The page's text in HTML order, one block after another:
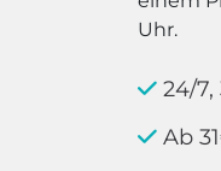
Uhr.
24/7,
Ab